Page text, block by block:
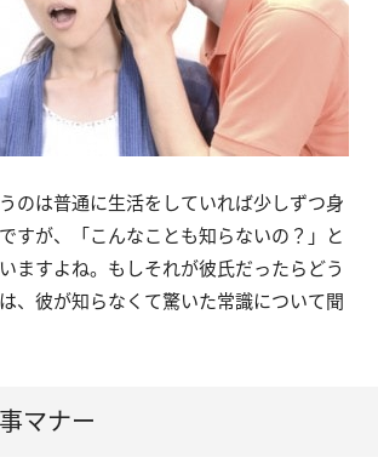
のは普通に生活をしていれば少しずつ身
すが、「こんなことも知らないの？」と
ますよね。もしそれが彼氏だったらどう
、彼が知らなくて驚いた常識について聞
マナー